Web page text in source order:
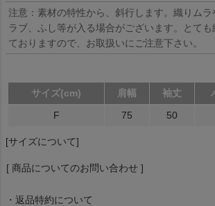
注意：素材の特性から、斜行します。織りムラ
ラブ、ふし等が入る場合がございます。とて
ておりますので、お取扱いにご注意下さい。
サイズ(cm) 肩幅 袖丈
F
75 50
[サイズについて]
[ 商品についてのお問い合わせ ]
・返品特約について